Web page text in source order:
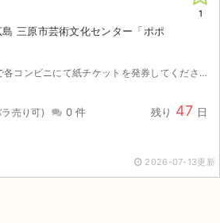
三原市芸術文化センター「ポポ
ください。お座席は紙チケットを発券してみないと分かりませんのでご検討宜しくお願い致します。
0 件 残り 47 日
1
2026-07-13更新